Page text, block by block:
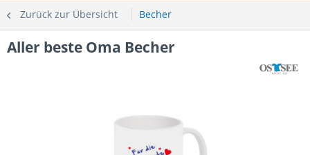
Zurück zur Übersicht Becher
Aller beste Oma Becher